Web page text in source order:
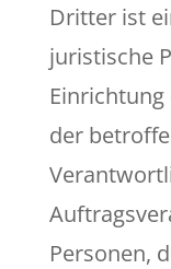
Dritter ist
juristische
der
Personen,